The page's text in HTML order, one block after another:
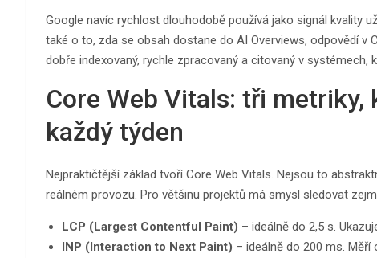
Google navíc rychlost dlouhodobě používá jako signál kvality
také o to, zda se obsah dostane do AI Overviews, odpovědí v
dobře indexovaný, rychle zpracovaný a citovaný v systémech,
Core Web Vitals: tři
každý týden
Nejpraktičtější základ tvoří Core Web Vitals. Nejsou to
reálném provozu. Pro většinu projektů má smysl sledovat
LCP (Largest Contentful Paint) – ideálně do 2,5 s.
INP (Interaction to Next Paint) – ideálně do 200 ms. Měří